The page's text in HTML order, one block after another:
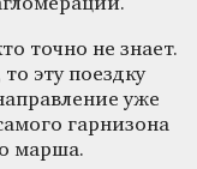
точно не знает.
эту поездку
уже
гарнизона
марша.